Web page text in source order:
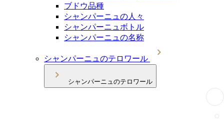
ブドウ品種
シャンパーニュの人々
シャンパーニュボトル
シャンパーニュの名称
シャンパーニュのテロワール
シャンパーニュのテロワール